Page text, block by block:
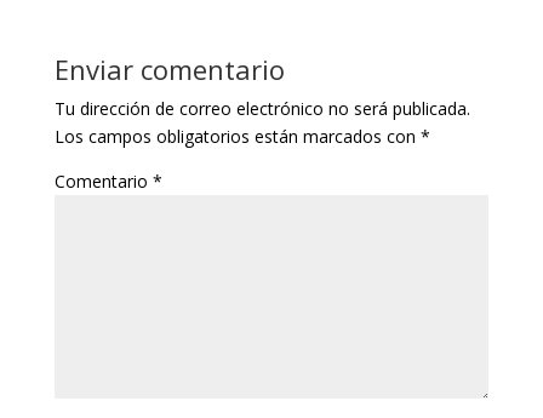
Enviar comentario
Tu dirección de correo electrónico no será publicada.
Los campos obligatorios están marcados con *
Comentario *